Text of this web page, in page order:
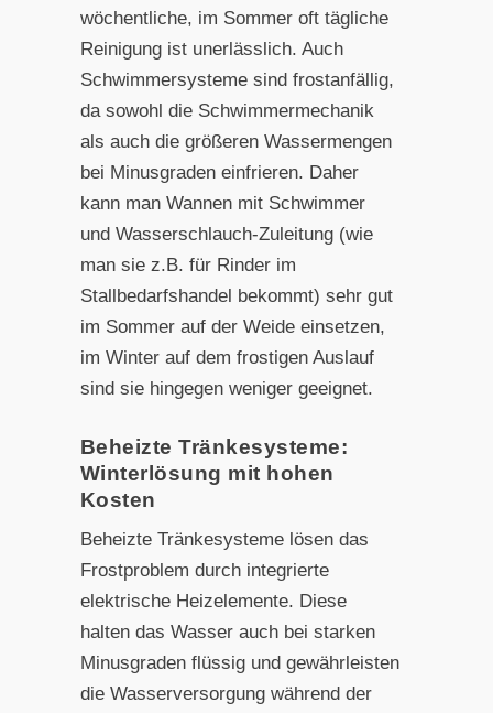
wöchentliche, im Sommer oft tägliche
Reinigung ist unerlässlich. Auch
Schwimmersysteme sind frostanfällig,
da sowohl die Schwimmermechanik
als auch die größeren Wassermengen
bei Minusgraden einfrieren. Daher
kann man Wannen mit Schwimmer
und Wasserschlauch-Zuleitung (wie
man sie z.B. für Rinder im
Stallbedarfshandel bekommt) sehr gut
im Sommer auf der Weide einsetzen,
im Winter auf dem frostigen Auslauf
sind sie hingegen weniger geeignet.
Beheizte Tränkesysteme:
Winterlösung mit hohen
Kosten
Beheizte Tränkesysteme lösen das
Frostproblem durch integrierte
elektrische Heizelemente. Diese
halten das Wasser auch bei starken
Minusgraden flüssig und gewährleisten
die Wasserversorgung während der